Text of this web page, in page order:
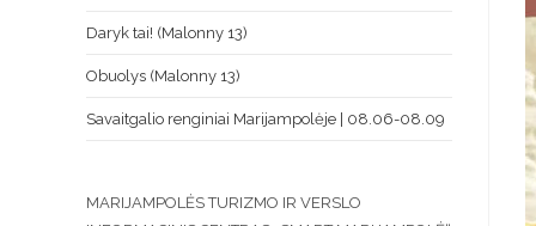
Daryk tai! (Malonny 13)
Obuolys (Malonny 13)
Savaitgalio renginiai Marijampolėje | 08.06-08.09
MARIJAMPOLĖS TURIZMO IR VERSLO